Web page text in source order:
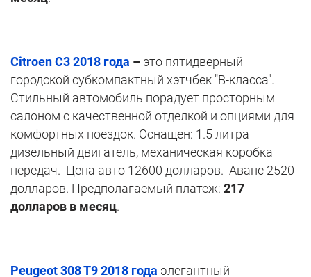
CitroenС32018 года – это пятидверный
городской субкомпактный хэтчбек "B-класса".
Стильный автомобиль порадует просторным
салоном с качественной отделкой и опциями для
комфортных поездок. Оснащен: 1.5 литра
дизельный двигатель, механическая коробка
передач. Цена авто 12600 долларов. Аванс 2520
долларов. Предполагаемый платеж: 217
долларов в месяц.
Peugeot 308 T9 2018 года элегантный